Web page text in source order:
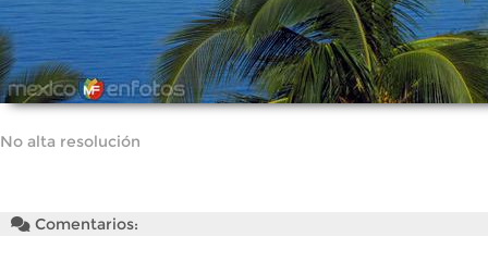
No alta resolución
Comentarios: